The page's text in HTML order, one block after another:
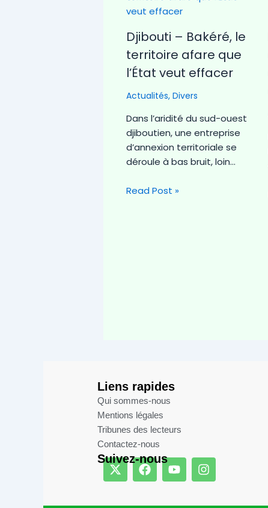
Djibouti – Bakéré, le
territoire afare que
l’État veut effacer
Actualités, Divers
Dans l’aridité du sud-ouest
djiboutien, une entreprise
d’annexion territoriale se
déroule à bas bruit, loin…
Read Post »
Liens rapides
Qui sommes-nous
Mentions légales​
Tribunes des lecteurs​
Contactez-nous
Suivez-nous
X
-
t
F
a
c
Y
o
u
I
n
s